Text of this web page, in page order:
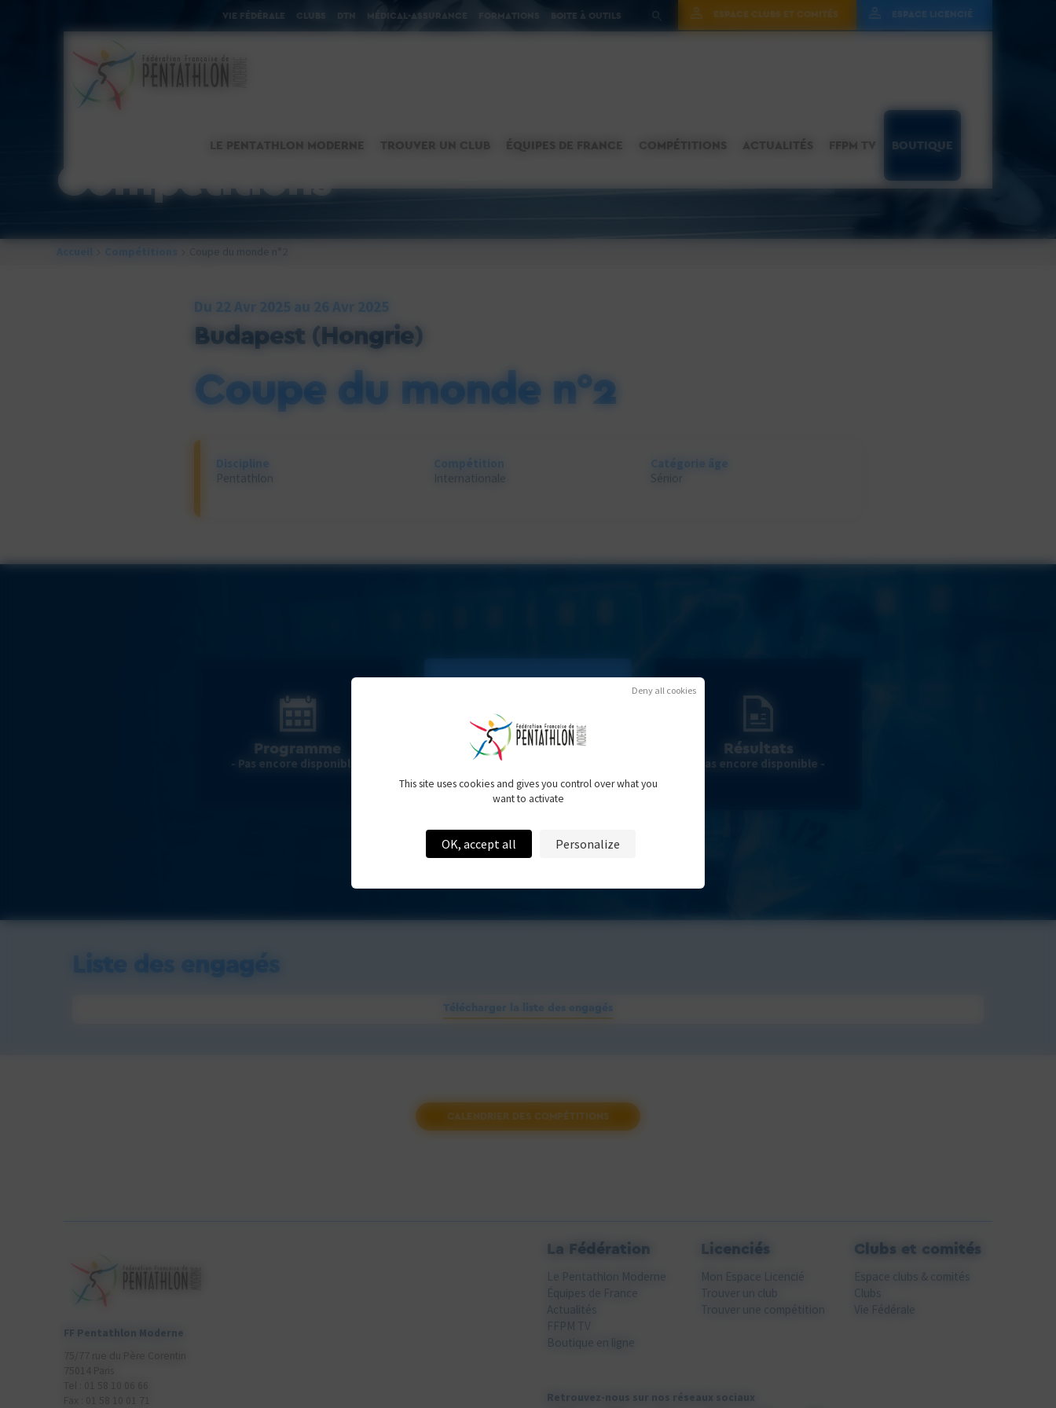
VIE FÉDÉRALE DTN MÉDICAL-ASSURANCE FORMATIONS BOITE À OUTILS ESPACE CLUBS ET COMITÉS
LE PENTATHLON MODERNE ÉQUIPES DE FRANCE COMPÉTITIONS BOUTIQUE
Compétitions
Coupe du monde n°2
Du 22 Avr 2025 au 26 Avr 2025
Budapest (Hongrie)
Coupe du monde n°2
Discipline
Pentathlon
Compétition
Internationale
Catégorie âge
Sénior
Programme
- Pas encore disponible -
Engagés Résultats
- Pas encore disponible -
Liste des engagés
Télécharger la liste des engagés
CALENDRIER DES COMPÉTITIONS
FF Pentathlon Moderne
La Fédération
Le Pentathlon Moderne
Équipes de France
Actualités
FFPM TV
Boutique en ligne
Licenciés
Mon Espace Licencié
Trouver un club
Trouver une compétition
Clubs et comités
Espace clubs & comités
Clubs
Vie Fédérale
Retrouvez-nous sur nos réseaux sociaux
This site uses cookies and gives you control over what you
want to activate
OK, accept all
Deny all cookies
Personalize